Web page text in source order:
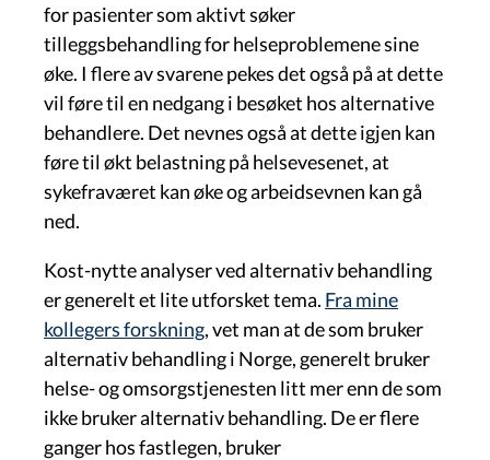
for pasienter som aktivt søker
tilleggsbehandling for helseproblemene sine
øke. I flere av svarene pekes det også på at dette
vil føre til en nedgang i besøket hos alternative
behandlere. Det nevnes også at dette igjen kan
føre til økt belastning på helsevesenet, at
sykefraværet kan øke og arbeidsevnen kan gå
ned.
Kost-nytte analyser ved alternativ behandling
er generelt et lite utforsket tema. Fra mine
kollegers forskning, vet man at de som bruker
alternativ behandling i Norge, generelt bruker
helse- og omsorgstjenesten litt mer enn de som
ikke bruker alternativ behandling. De er flere
ganger hos fastlegen, bruker